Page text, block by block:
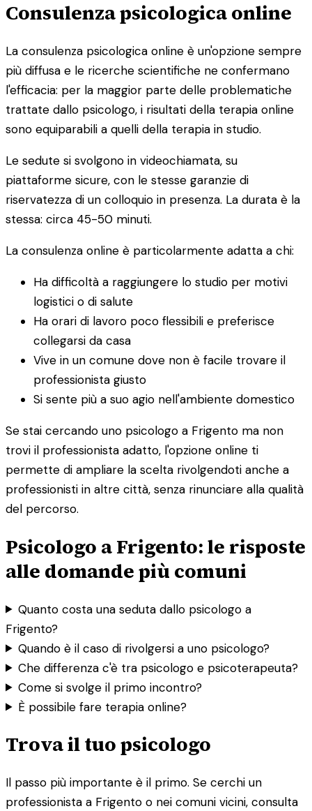
Consulenza psicologica online
La consulenza psicologica online è un'opzione sempre
più diffusa e le ricerche scientifiche ne confermano
l'efficacia: per la maggior parte delle problematiche
trattate dallo psicologo, i risultati della terapia online
sono equiparabili a quelli della terapia in studio.
Le sedute si svolgono in videochiamata, su
piattaforme sicure, con le stesse garanzie di
riservatezza di un colloquio in presenza. La durata è la
stessa: circa 45-50 minuti.
La consulenza online è particolarmente adatta a chi:
Ha difficoltà a raggiungere lo studio per motivi
logistici o di salute
Ha orari di lavoro poco flessibili e preferisce
collegarsi da casa
Vive in un comune dove non è facile trovare il
professionista giusto
Si sente più a suo agio nell'ambiente domestico
Se stai cercando uno psicologo a Frigento ma non
trovi il professionista adatto, l'opzione online ti
permette di ampliare la scelta rivolgendoti anche a
professionisti in altre città, senza rinunciare alla qualità
del percorso.
Psicologo a Frigento: le risposte
alle domande più comuni
Quanto costa una seduta dallo psicologo a
Frigento?
Quando è il caso di rivolgersi a uno psicologo?
Che differenza c'è tra psicologo e psicoterapeuta?
Come si svolge il primo incontro?
È possibile fare terapia online?
Trova il tuo psicologo
Il passo più importante è il primo. Se cerchi un
professionista a Frigento o nei comuni vicini, consulta